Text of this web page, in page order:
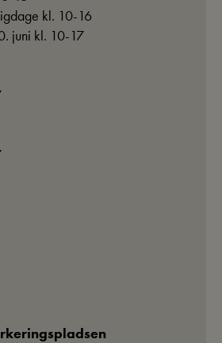
kl. 10-16
juni kl. 10-17